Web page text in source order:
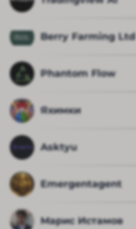
Berry Farming Ltd
Phantom Flow
Яхимки
Asktyu
Emergentagent
Марис Истамов